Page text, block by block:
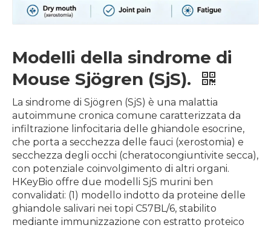
Modelli della sindrome di
Mouse Sjögren (SjS).
La sindrome di Sjögren (SjS) è una malattia
autoimmune cronica comune caratterizzata da
infiltrazione linfocitaria delle ghiandole esocrine,
che porta a secchezza delle fauci (xerostomia) e
secchezza degli occhi (cheratocongiuntivite secca),
con potenziale coinvolgimento di altri organi.
HKeyBio offre due modelli SjS murini ben
convalidati: (1) modello indotto da proteine ​​delle
ghiandole salivari nei topi C57BL/6, stabilito
mediante immunizzazione con estratto proteico